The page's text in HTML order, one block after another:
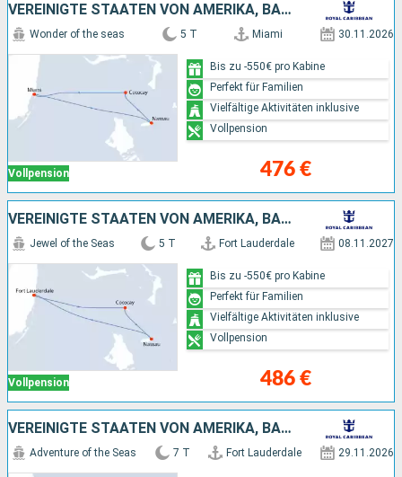
VEREINIGTE STAATEN VON AMERIKA, BAHAMAS
Vollpension
Wonder of the seas 5 T Miami 30.11.2026
476 €
Bis zu -550€ pro Kabine
Perfekt für Familien
Vielfältige Aktivitäten inklusive
Vollpension
VEREINIGTE STAATEN VON AMERIKA, BAHAMAS
Vollpension
Jewel of the Seas 5 T Fort Lauderdale 08.11.2027
486 €
Bis zu -550€ pro Kabine
Perfekt für Familien
Vielfältige Aktivitäten inklusive
Vollpension
VEREINIGTE STAATEN VON AMERIKA, BAHAMAS, DOMINIKANISCHE REPUBLIK
Adventure of the Seas 7 T Fort Lauderdale 29.11.2026